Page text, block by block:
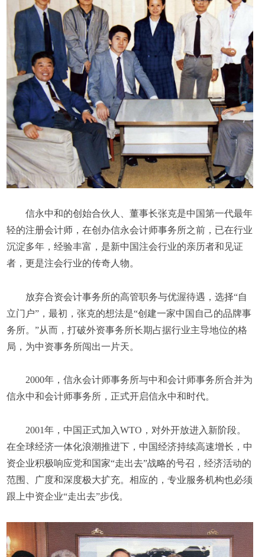
信永中和的创始合伙人、董事长张克是中国第一代最年
轻的注册会计师，在创办信永会计师事务所之前，已在行业
沉淀多年，经验丰富，是新中国注会行业的亲历者和见证
者，更是注会行业的传奇人物。
放弃合资会计事务所的高管职务与优渥待遇，选择“自
立门户”，最初，张克的想法是“创建一家中国自己的品牌事
务所。”从而，打破外资事务所长期占据行业主导地位的格
局，为中资事务所闯出一片天。
2000年，信永会计师事务所与中和会计师事务所合并为
信永中和会计师事务所，正式开启信永中和时代。
2001年，中国正式加入WTO，对外开放进入新阶段。
在全球经济一体化浪潮推进下，中国经济持续高速增长，中
资企业积极响应党和国家“走出去”战略的号召，经济活动的
范围、广度和深度极大扩充。相应的，专业服务机构也必须
跟上中资企业“走出去”步伐。